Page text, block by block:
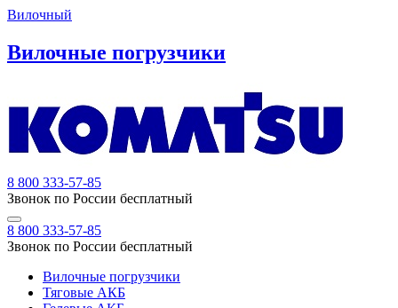
Вилочный
Вилочные погрузчики
8 800 333-57-85
Звонок по России бесплатный
8 800 333-57-85
Звонок по России бесплатный
Вилочные погрузчики
Тяговые АКБ